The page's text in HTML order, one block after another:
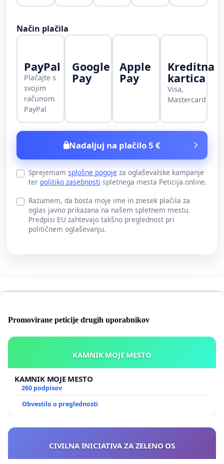
Način plačila
PayPal
Plačajte s
svojim
računom
PayPal
Google
Pay
Apple
Pay
Kreditna
kartica
Visa,
Mastercard
Nadaljuj na plačilo 5 €
Sprejemam splošne pogoje za oglaševalske kampanje
ter politiko zasebnosti spletnega mesta Peticija.online.
Razumem, da bosta moje ime in znesek plačila za
oglas javno prikazana na našem spletnem mestu.
Predpisi EU zahtevajo takšno preglednost pri
političnem oglaševanju.
Promovirane peticije drugih uporabnikov
KAMNIK MOJE MESTO
KAMNIK MOJE MESTO
260 podpisov
Obvestilo o preglednosti
CIVILNA INICIATIVA ZA ZELENO OS